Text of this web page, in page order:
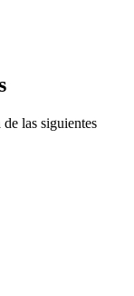
las siguientes